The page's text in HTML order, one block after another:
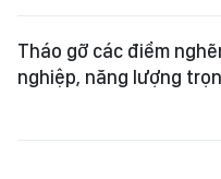
Tháo gỡ các điểm
nghiệp, năng lượng